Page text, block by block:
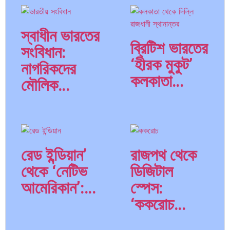
স্বাধীন ভারতের
সংবিধান:
নাগরিকদের
মৌলিক…
ব্রিটিশ ভারতের
‘হীরক মুকুট’
কলকাতা…
রেড ইন্ডিয়ান’
থেকে ‘নেটিভ
আমেরিকান’:…
রাজপথ থেকে
ডিজিটাল
স্পেস:
‘ককরোচ…